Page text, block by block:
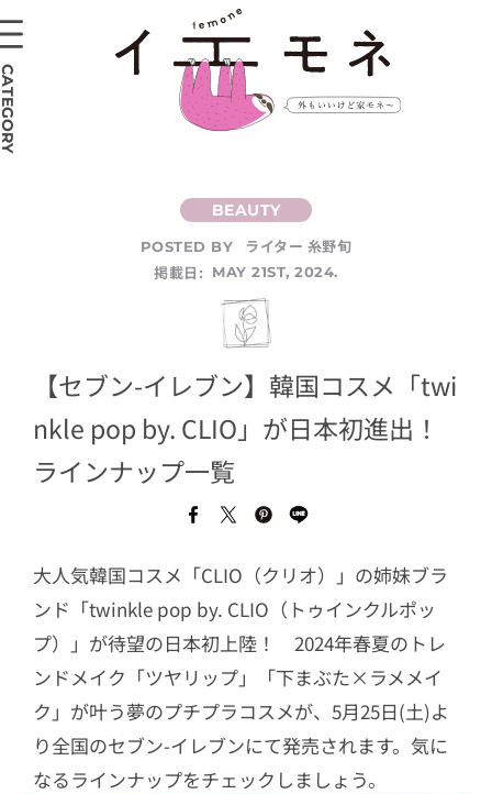
POSTED BY
ライター 糸野旬
掲載日:
MAY 21ST, 2024.
【セブン-イレブン】韓国コスメ「twi
nkle pop by. CLIO」が日本初進出！
ラインナップ一覧
大人気韓国コスメ「CLIO（クリオ）」の姉妹ブラ
ンド「twinkle pop by. CLIO（トゥインクルポッ
プ）」が待望の日本初上陸！ 2024年春夏のトレ
ンドメイク「ツヤリップ」「下まぶた×ラメメイ
ク」が叶う夢のプチプラコスメが、5月25日(土)よ
り全国のセブン-イレブンにて発売されます。気に
なるラインナップをチェックしましょう。